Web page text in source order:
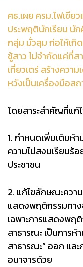
ศธ.เผย ครม.ไฟเขีย
ประพฤตินักเรียน นัก
กลุ่ม มั่วสุม ก่อให้เกิ
ชู้สาว ไม่จำกัดแค่ที่
เที่ยวเตร่ สร้างควา
หวังเป็นเครื่องมือส
โดยสาระสำคัญที่แก้
1. กำหนดเพิ่มเติมห้
ความไม่สงบเรียบ
ประชาชน
2. แก้ไขลักษณะควา
แสดงพฤติกรรมทาง
เฉพาะการแสดงพฤ
สาธารณะ เป็นการห้
สาธารณะ” ออก แล
อนาจารด้วย